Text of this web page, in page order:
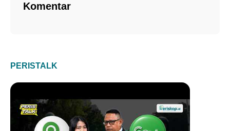
Komentar
PERISTALK